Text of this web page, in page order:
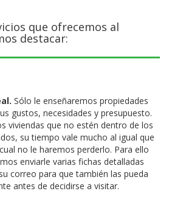
que ofrecemos al
destacar:
Sólo le enseñaremos propiedades
gustos, necesidades y presupuesto.
viviendas que no estén dentro de los
su tiempo vale mucho al igual que
no le haremos perderlo. Para ello
enviarle varias fichas detalladas
correo para que también las pueda
antes de decidirse a visitar.